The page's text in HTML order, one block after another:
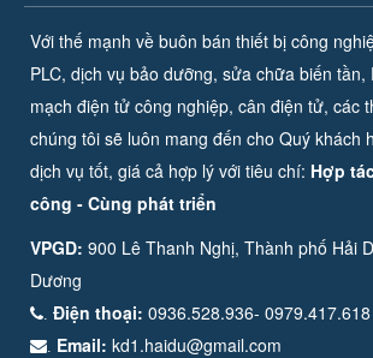
Với thế mạnh về buôn bán thiết bị công
PLC, dịch vụ bảo dưỡng, sửa chữa biến tần,
mạch điện tử công nghiệp, cân điện tử, các
chúng tôi sẽ luôn mang đến cho Quý khách
dịch vụ tốt, giá cả hợp lý với tiêu chí: Hợp
công - Cùng phát triển
VPGD: 900 Lê Thanh Nghị, Thành phố Hải
Dương
Điện thoại: 0936.528.936-
Email: kd1.haidu@gmail.com